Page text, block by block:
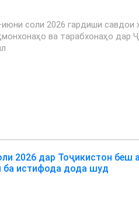
соли 2026 гардиши савдои
ва тарабхонаҳо дар
2026 дар Тоҷикистон беш
ба истифода дода шуд